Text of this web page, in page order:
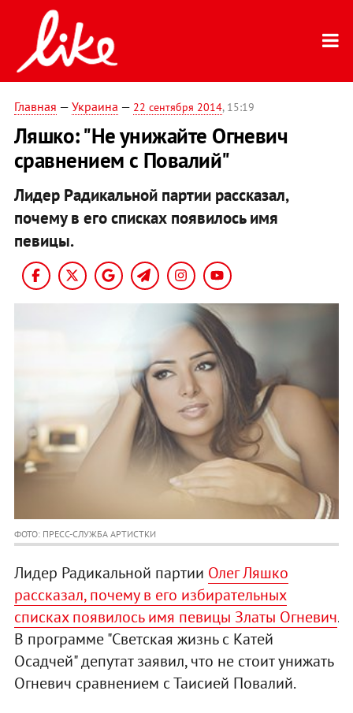
Главная — Украина — 22 сентября 2014, 15:19
Ляшко: "Не унижайте Огневич
сравнением с Повалий"
Лидер Радикальной партии рассказал,
почему в его списках появилось имя
певицы.
ФОТО: ПРЕСС-СЛУЖБА АРТИСТКИ
Лидер Радикальной партии Олег Ляшко
рассказал, почему в его избирательных
списках появилось имя певицы Златы Огневич.
В программе "Светская жизнь с Катей
Осадчей" депутат заявил, что не стоит унижать
Огневич сравнением с Таисией Повалий.